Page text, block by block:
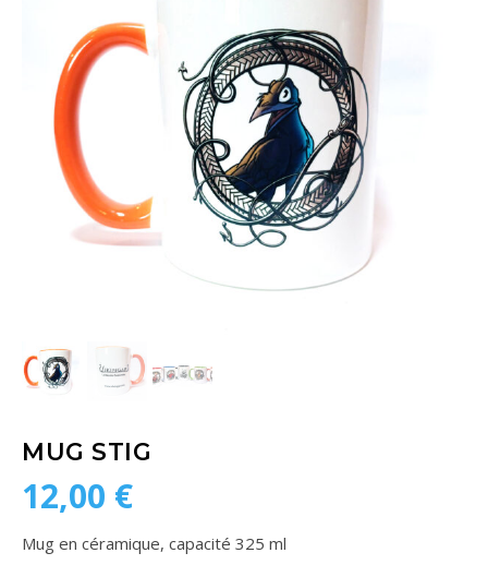
MUG STIG
12,00 €
Mug en céramique, capacité 325 ml